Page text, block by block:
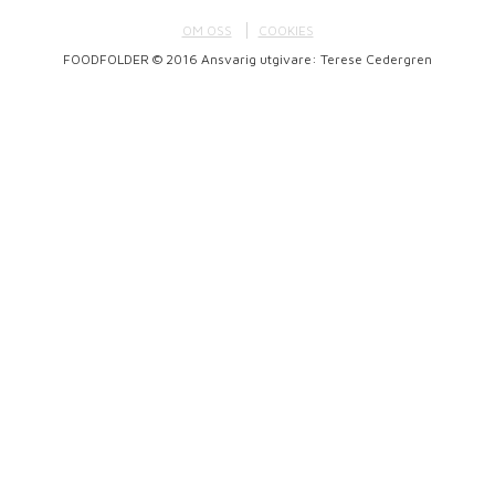
OM OSS
COOKIES
FOODFOLDER © 2016 Ansvarig utgivare: Terese Cedergren